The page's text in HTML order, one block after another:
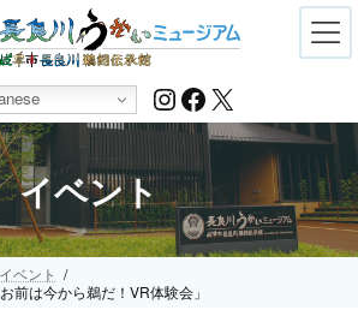
Instagram
Facebook
X
イベント
イベント
前は今から鵜だ！VR体験会」